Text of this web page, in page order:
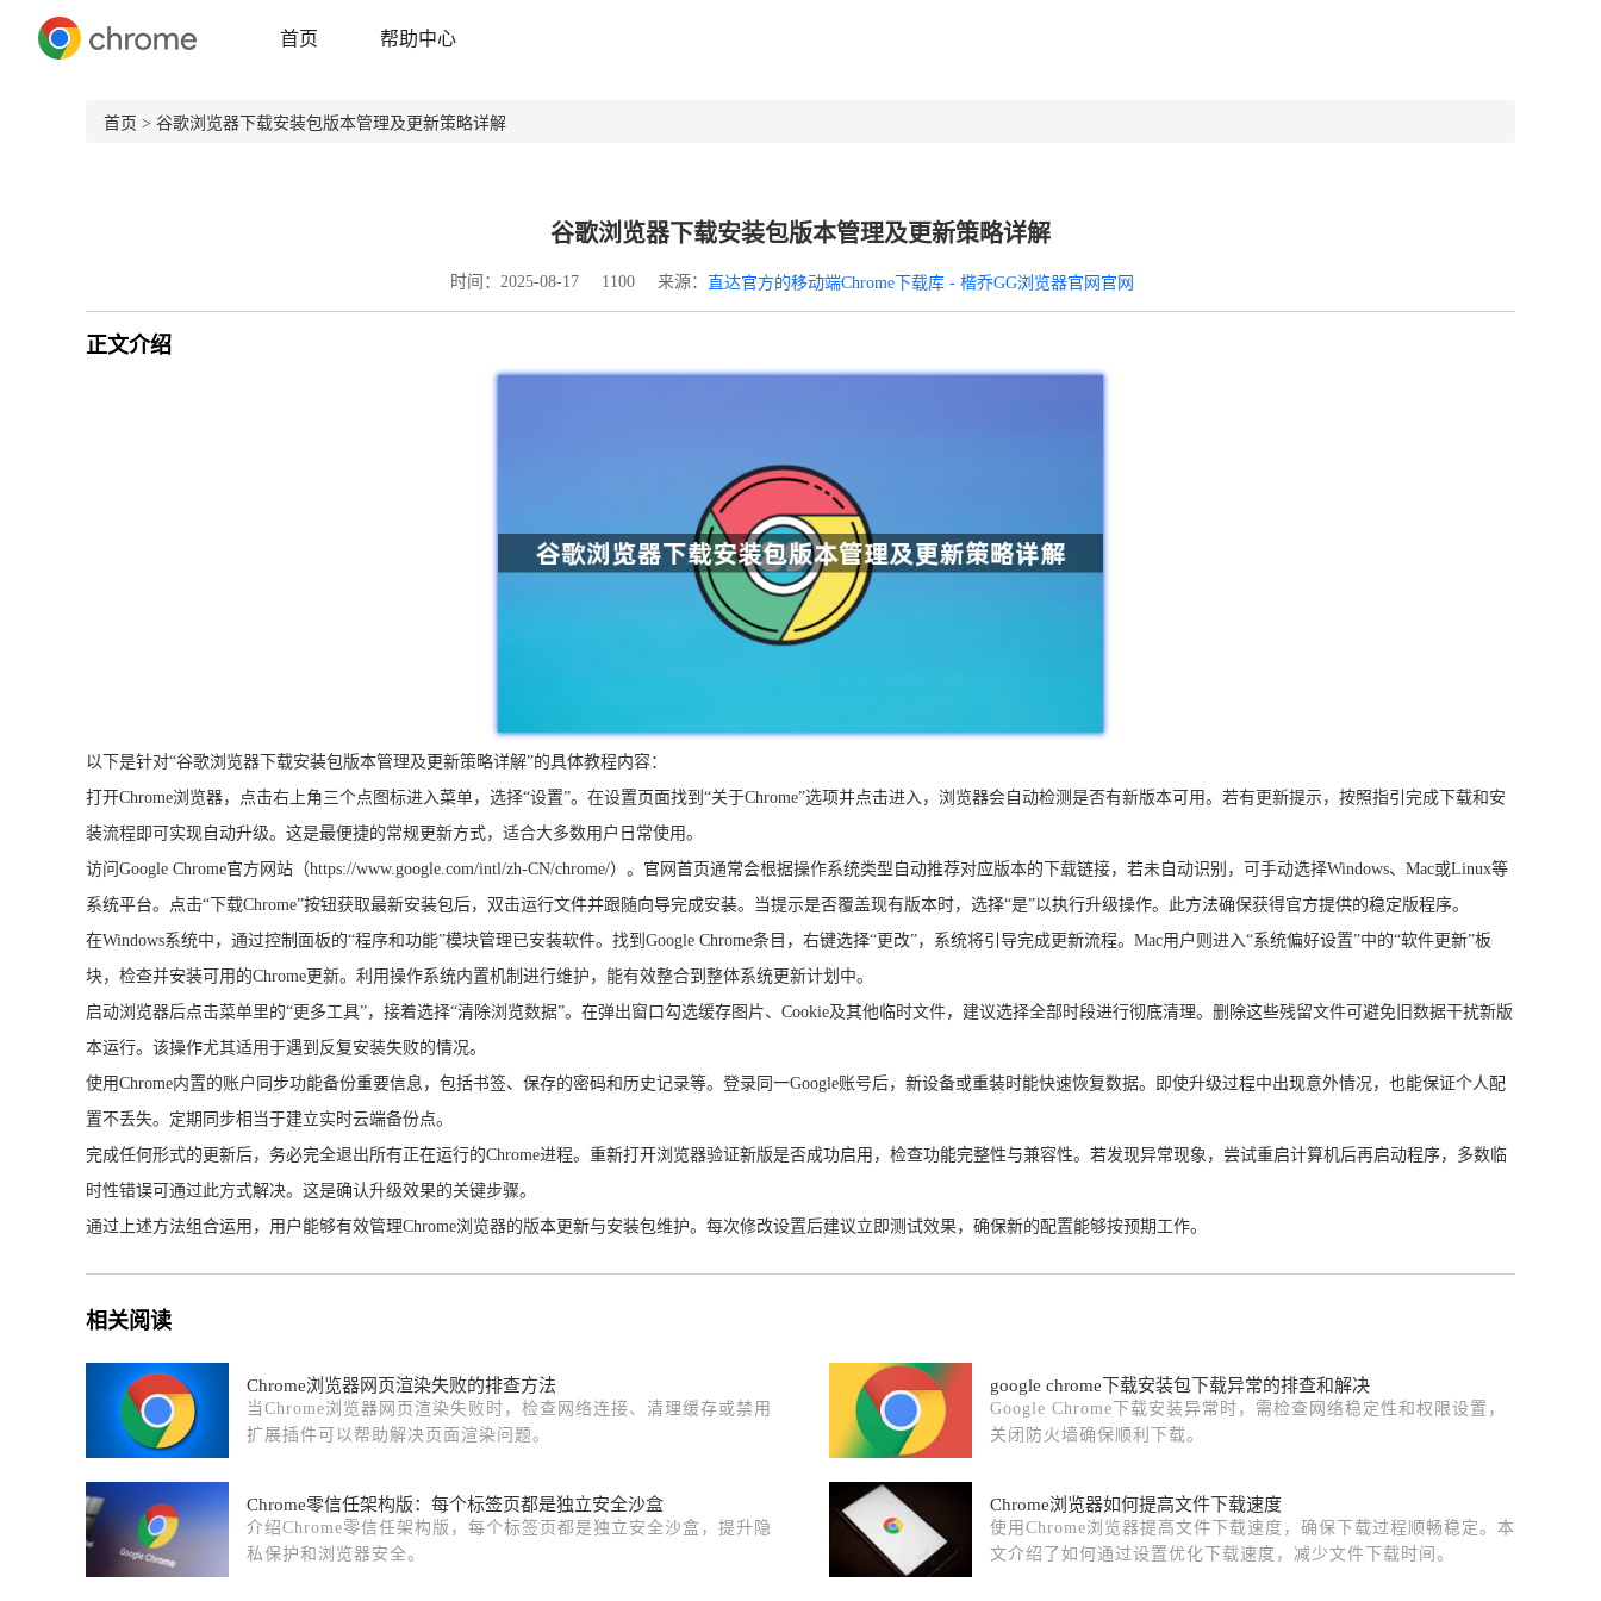
首页 帮助中心
首页 > 谷歌浏览器下载安装包版本管理及更新策略详解
谷歌浏览器下载安装包版本管理及更新策略详解
时间：2025-08-17 1100 来源： 直达官方的移动端Chrome下载库 - 楷乔GG浏览器官网官网
正文介绍
以下是针对“谷歌浏览器下载安装包版本管理及更新策略详解”的具体教程内容：
打开Chrome浏览器，点击右上角三个点图标进入菜单，选择“设置”。在设置页面找到“关于Chrome”选项并点击进入，浏览器会自动检测是否有新版本可用。若有更新提示，按照指引完成下载和安
装流程即可实现自动升级。这是最便捷的常规更新方式，适合大多数用户日常使用。
访问Google Chrome官方网站（https://www.google.com/intl/zh-CN/chrome/）。官网首页通常会根据操作系统类型自动推荐对应版本的下载链接，若未自动识别，可手动选择Windows、Mac或Linux等
系统平台。点击“下载Chrome”按钮获取最新安装包后，双击运行文件并跟随向导完成安装。当提示是否覆盖现有版本时，选择“是”以执行升级操作。此方法确保获得官方提供的稳定版程序。
在Windows系统中，通过控制面板的“程序和功能”模块管理已安装软件。找到Google Chrome条目，右键选择“更改”，系统将引导完成更新流程。Mac用户则进入“系统偏好设置”中的“软件更新”板
块，检查并安装可用的Chrome更新。利用操作系统内置机制进行维护，能有效整合到整体系统更新计划中。
启动浏览器后点击菜单里的“更多工具”，接着选择“清除浏览数据”。在弹出窗口勾选缓存图片、Cookie及其他临时文件，建议选择全部时段进行彻底清理。删除这些残留文件可避免旧数据干扰新版
本运行。该操作尤其适用于遇到反复安装失败的情况。
使用Chrome内置的账户同步功能备份重要信息，包括书签、保存的密码和历史记录等。登录同一Google账号后，新设备或重装时能快速恢复数据。即使升级过程中出现意外情况，也能保证个人配
置不丢失。定期同步相当于建立实时云端备份点。
完成任何形式的更新后，务必完全退出所有正在运行的Chrome进程。重新打开浏览器验证新版是否成功启用，检查功能完整性与兼容性。若发现异常现象，尝试重启计算机后再启动程序，多数临
时性错误可通过此方式解决。这是确认升级效果的关键步骤。
通过上述方法组合运用，用户能够有效管理Chrome浏览器的版本更新与安装包维护。每次修改设置后建议立即测试效果，确保新的配置能够按预期工作。
相关阅读
Chrome浏览器网页渲染失败的排查方法
当Chrome浏览器网页渲染失败时，检查网络连接、清理缓存或禁用
扩展插件可以帮助解决页面渲染问题。
google chrome下载安装包下载异常的排查和解决
Google Chrome下载安装异常时，需检查网络稳定性和权限设置，
关闭防火墙确保顺利下载。
Chrome零信任架构版：每个标签页都是独立安全沙盒
介绍Chrome零信任架构版，每个标签页都是独立安全沙盒，提升隐
私保护和浏览器安全。
Chrome浏览器如何提高文件下载速度
使用Chrome浏览器提高文件下载速度，确保下载过程顺畅稳定。本
文介绍了如何通过设置优化下载速度，减少文件下载时间。